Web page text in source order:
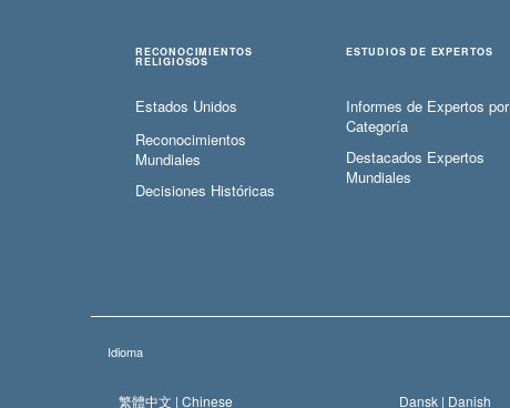
RECONOCIMIENTOS
RELIGIOSOS
Estados Unidos
Reconocimientos
Mundiales
Decisiones Históricas
ESTUDIOS DE EXPERTOS
Informes de Expertos por
Categoría
Destacados Expertos
Mundiales
Idioma
繁體中文 | Chinese Dansk | Danish